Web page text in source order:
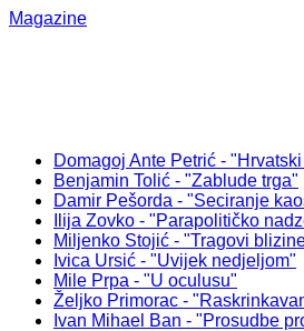
Magazine
Domagoj Ante Petrić -
Benjamin Tolić - "Zablude trga"
Damir Pešorda - "Seciranje
Ilija Zovko - "Parapolitičko
Miljenko Stojić - "Tragovi
Ivica Ursić - "Uvijek nedjeljom"
Mile Prpa - "U oculusu"
Željko Primorac -
Ivan Mihael Ban - "Prosudbe